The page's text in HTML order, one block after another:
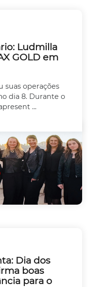
Ludmilla
GOLD em
suas operações
dia 8. Durante o
...
Dia dos
boas
para o